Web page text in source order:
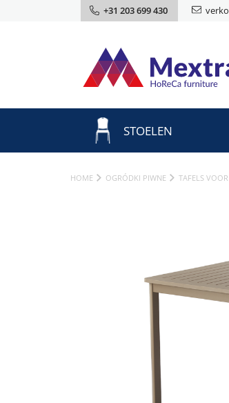
+31 203 699 430
STOELEN
HOME OGRÓDKI PIWNE TAFELS